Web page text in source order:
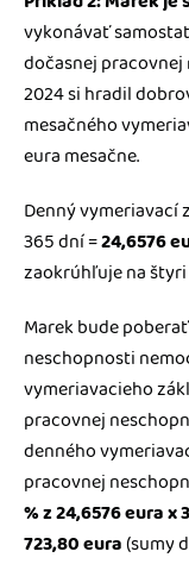
vykonávať
dočasnej
2024 si hradil
mesačného
eura mesačne.
Denný vymeriavací
365 dní =24,6576
zaokrúhľuje na
Marek bude
neschopnosti
vymeriavacieho
pracovnej
denného
pracovnej
% z 24,6576 eura x
723,80 eura(sumy